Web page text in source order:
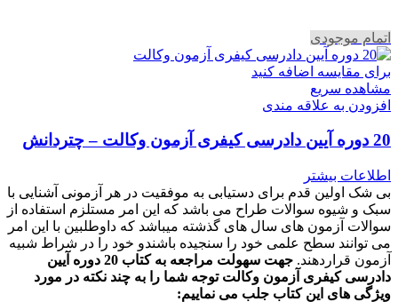
اتمام موجودی
برای مقایسه اضافه کنید
مشاهده سریع
افزودن به علاقه مندی
20 دوره آیین دادرسی کیفری آزمون وکالت – چتردانش
اطلاعات بیشتر
بی شک اولین قدم برای دستیابی به موفقیت در هر آزمونی آشنایی با
سبک و شیوه سوالات طراح می باشد که این امر مستلزم استفاده از
سوالات آزمون های سال های گذشته میباشد که داوطلبین با این امر
می توانند سطح علمی خود را سنجیده باشندو خود را در شراط شبیه
آزمون قراردهند.
جهت سهولت مراجعه به کتاب 20 دوره آیین
دادرسی کیفری آزمون وکالت توجه شما را به چند نکته در مورد
ویژگی های این کتاب جلب می نماییم: